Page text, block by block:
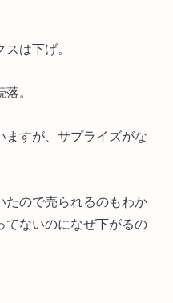
は下げ。
。
ますが、サプライズがな
たので売られるのもわか
てないのになぜ下がるの